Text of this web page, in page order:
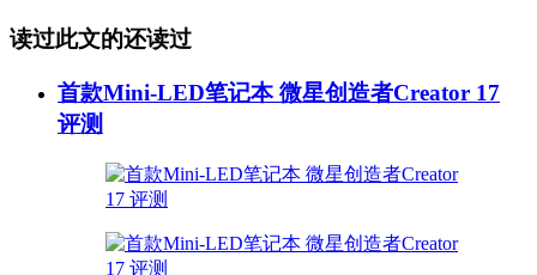
读过此文的还读过
首款Mini-LED笔记本 微星创造者Creator 17
评测